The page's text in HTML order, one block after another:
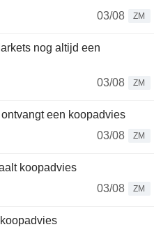
03/08
ZM
nog altijd een
03/08
ZM
een koopadvies
03/08
ZM
koopadvies
03/08
ZM